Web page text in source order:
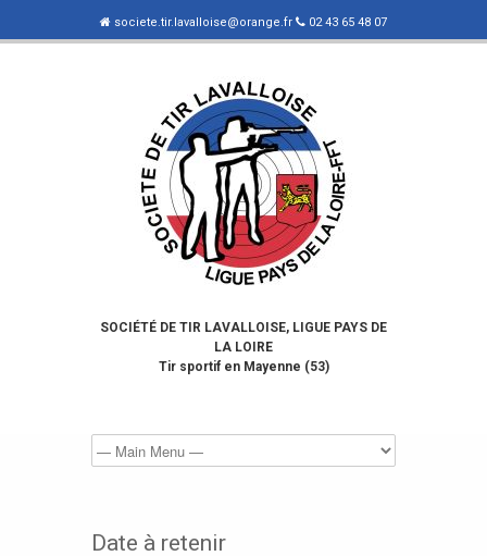
societe.tir.lavalloise@orange.fr 02 43 65 48 07
SOCIÉTÉ DE TIR LAVALLOISE, LIGUE PAYS DE
LA LOIRE
Tir sportif en Mayenne (53)
Date à retenir